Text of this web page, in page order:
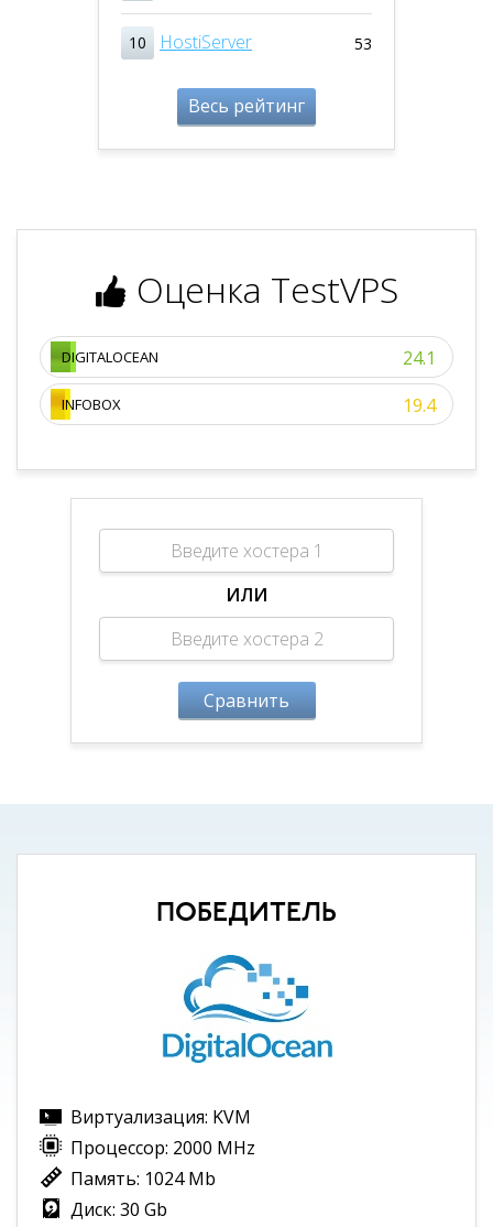
53
10 HostiServer
Весь рейтинг
Оценка TestVPS
24.1
DIGITALOCEAN
19.4
INFOBOX
ИЛИ
Сравнить
ПОБЕДИТЕЛЬ
Виртуализация: KVM
Процессор: 2000 MHz
Память: 1024 Mb
Диск: 30 Gb